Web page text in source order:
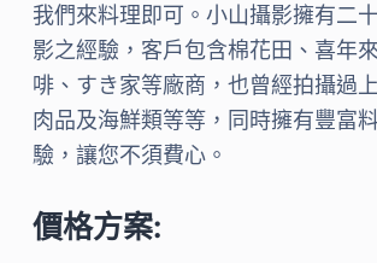
我們來料理即可。小山攝影擁有二
影之經驗，客戶包含棉花田、喜年
啡、すき家等廠商，也曾經拍攝過
肉品及海鮮類等等，同時擁有豐富
驗，讓您不須費心。
價格方案: